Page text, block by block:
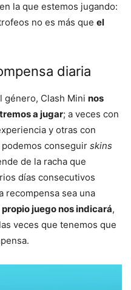
la que estemos jugando:
no es más que el
diaria
género, Clash Mini nos
a jugar; a veces con
y otras con
conseguir skins
de la racha que
días consecutivos
recompensa sea una
juego nos indicará,
veces que tenemos que